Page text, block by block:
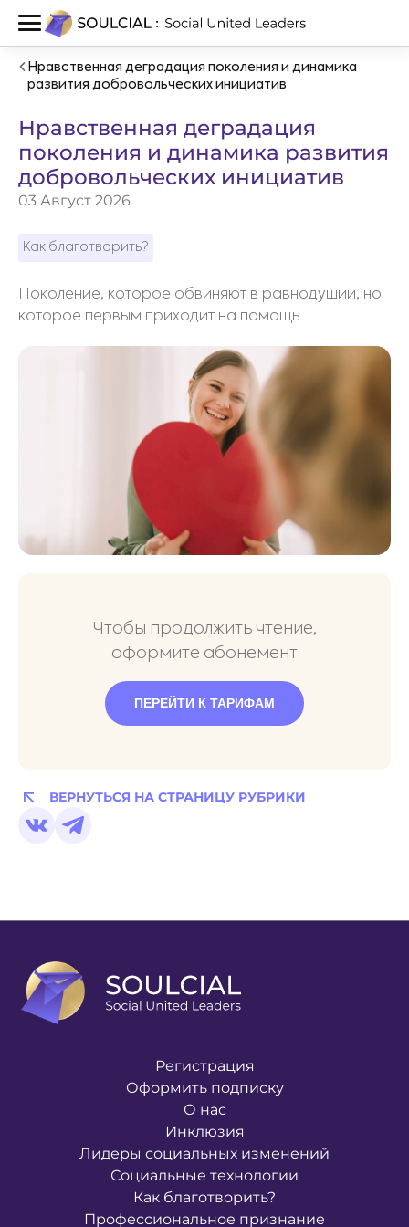
Нравственная деградация поколения и динамика
развития добровольческих инициатив
Нравственная деградация
поколения и динамика развития
добровольческих инициатив
03 Август 2026
Как благотворить?
Поколение, которое обвиняют в равнодушии, но
которое первым приходит на помощь
Чтобы продолжить чтение,
оформите абонемент
ПЕРЕЙТИ К ТАРИФАМ
ВЕРНУТЬСЯ НА СТРАНИЦУ РУБРИКИ
Регистрация
Оформить подписку
О нас
Инклюзия
Лидеры социальных изменений
Социальные технологии
Как благотворить?
Профессиональное признание